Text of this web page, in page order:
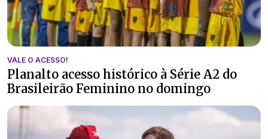
VALE O ACESSO!
Planalto acesso histórico à Série A2 do
Brasileirão Feminino no domingo